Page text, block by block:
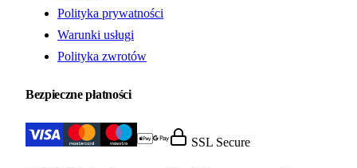
Polityka prywatności
Warunki usługi
Polityka zwrotów
Bezpieczne płatności
SSL Secure